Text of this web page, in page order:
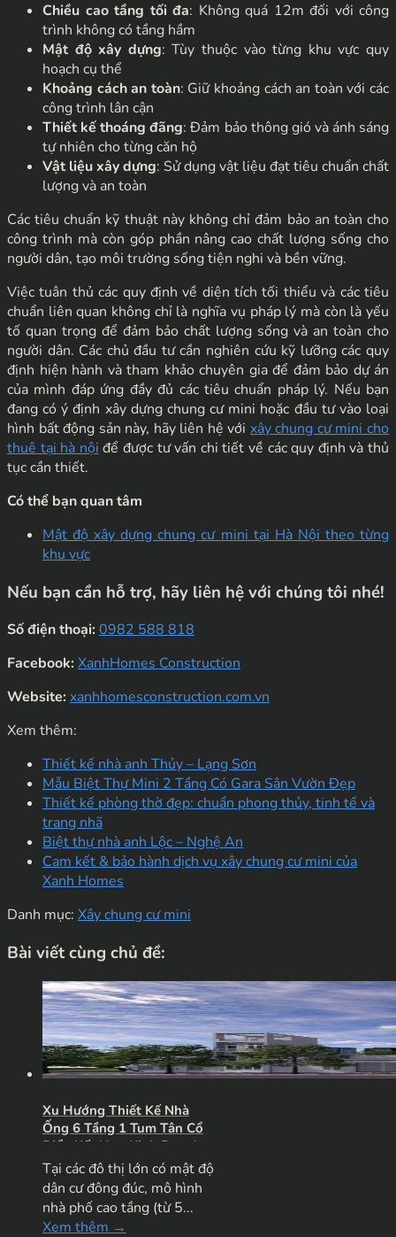
Chiều cao tầng tối đa: Không quá 12m đối với công
trình không có tầng hầm
Mật độ xây dựng: Tùy thuộc vào từng khu vực quy
hoạch cụ thể
Khoảng cách an toàn: Giữ khoảng cách an toàn với các
công trình lân cận
Thiết kế thoáng đãng: Đảm bảo thông gió và ánh sáng
tự nhiên cho từng căn hộ
Vật liệu xây dựng: Sử dụng vật liệu đạt tiêu chuẩn chất
lượng và an toàn
Các tiêu chuẩn kỹ thuật này không chỉ đảm bảo an toàn cho
công trình mà còn góp phần nâng cao chất lượng sống cho
người dân, tạo môi trường sống tiện nghi và bền vững.
Việc tuân thủ các quy định về diện tích tối thiểu và các tiêu
chuẩn liên quan không chỉ là nghĩa vụ pháp lý mà còn là yếu
tố quan trọng để đảm bảo chất lượng sống và an toàn cho
người dân. Các chủ đầu tư cần nghiên cứu kỹ lưỡng các quy
định hiện hành và tham khảo chuyên gia để đảm bảo dự án
của mình đáp ứng đầy đủ các tiêu chuẩn pháp lý. Nếu bạn
đang có ý định xây dựng chung cư mini hoặc đầu tư vào loại
hình bất động sản này, hãy liên hệ với xây chung cư mini cho
thuê tại hà nội để được tư vấn chi tiết về các quy định và thủ
tục cần thiết.
Có thể bạn quan tâm
Mật độ xây dựng chung cư mini tại Hà Nội theo từng
khu vực
Nếu bạn cần hỗ trợ, hãy liên hệ với chúng tôi nhé!
Số điện thoại:0982 588 818
Facebook:XanhHomes Construction
Website:xanhhomesconstruction.com.vn
Xem thêm:
Thiết kế nhà anh Thủy – Lạng Sơn
Mẫu Biệt Thự Mini 2 Tầng Có Gara Sân Vườn Đẹp
Thiết kế phòng thờ đẹp: chuẩn phong thủy, tinh tế và
trang nhã
Biệt thự nhà anh Lộc – Nghệ An
Cam kết & bảo hành dịch vụ xây chung cư mini của
Xanh Homes
Danh mục: Xây chung cư mini
Bài viết cùng chủ đề:
Xu Hướng Thiết Kế Nhà
Ống 6 Tầng 1 Tum Tân Cổ
Điển Kết Hợp Kinh Doanh
Đẳng Cấp
Tại các đô thị lớn có mật độ
dân cư đông đúc, mô hình
nhà phố cao tầng (từ 5...
Xem thêm →